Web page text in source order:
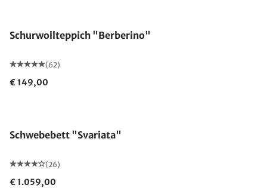
Schurwollteppich "Berberino"
(62)
€ 149,00
Schwebebett "Svariata"
(26)
€ 1.059,00